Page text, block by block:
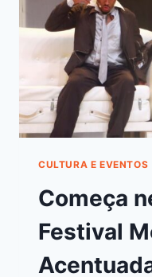
CULTURA E EVENTOS
Começa
Festival